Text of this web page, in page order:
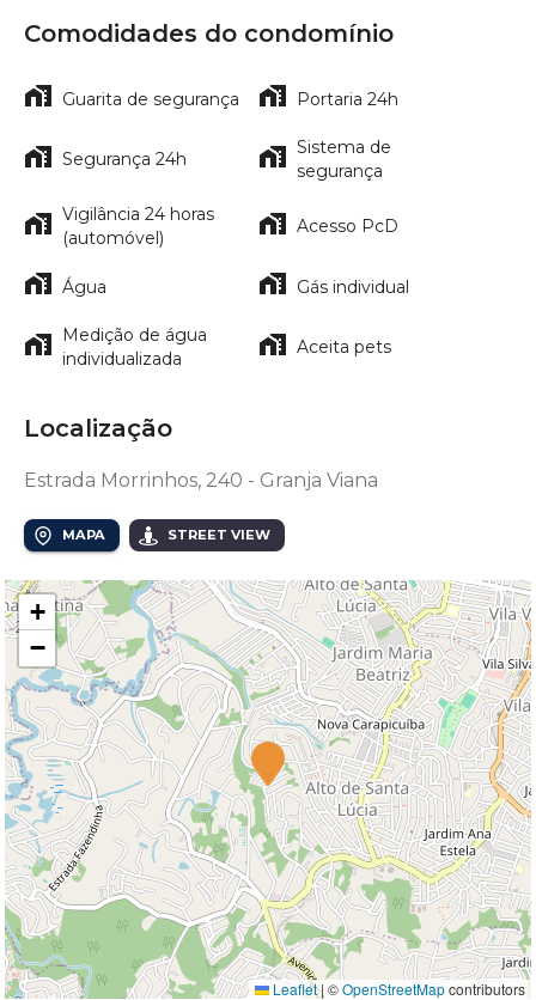
Comodidades do condomínio
Guarita de segurança Portaria 24h
Segurança 24h
Sistema de
segurança
Vigilância 24 horas
(automóvel)
Acesso PcD
Água Gás individual
Medição de água
individualizada
Aceita pets
Localização
Estrada Morrinhos, 240 - Granja Viana
MAPA STREET VIEW
+
−
Leaflet| ©OpenStreetMapcontributors